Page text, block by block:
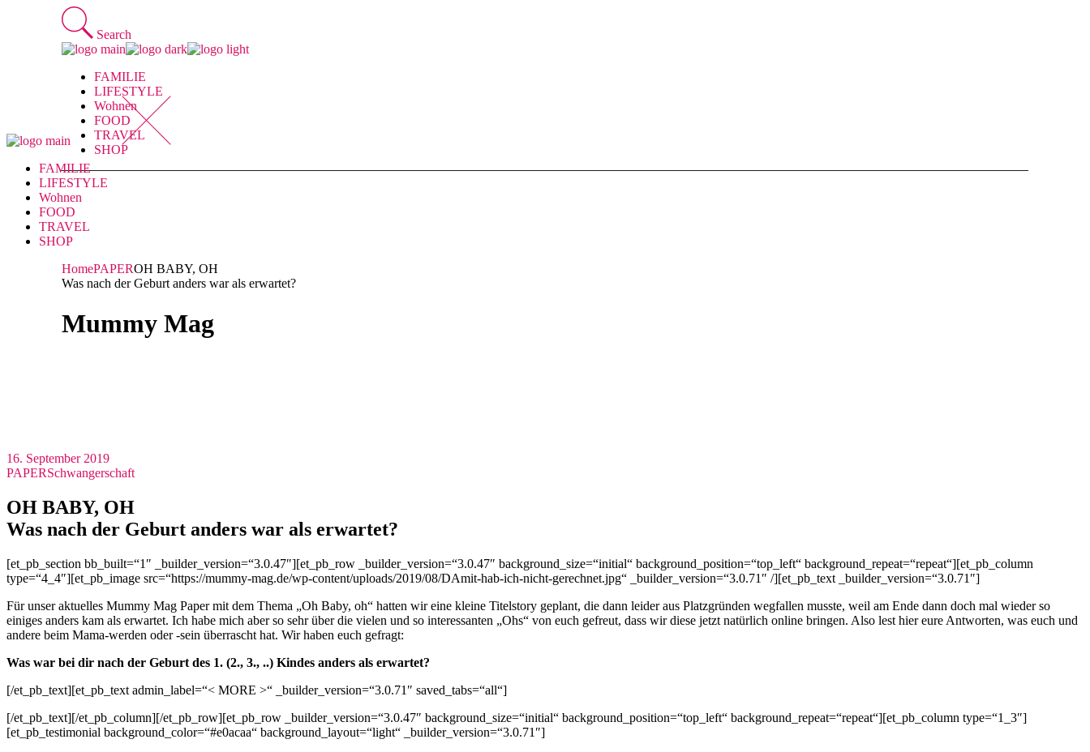
Search
FAMILIE
LIFESTYLE
Wohnen
FOOD
TRAVEL
SHOP
FAMILIE
LIFESTYLE
Wohnen
FOOD
TRAVEL
SHOP
HomePAPEROH BABY, OH
Was nach der Geburt anders war als erwartet?
Mummy Mag
16. September 2019
PAPERSchwangerschaft
OH BABY, OH
Was nach der Geburt anders war als erwartet?
[et_pb_section bb_built=“1″ _builder_version=“3.0.47″][et_pb_row _builder_version=“3.0.47″ background_size=“initial“ background_position=“top_left“ background_repeat=“repeat“][et_pb_column
type=“4_4″][et_pb_image src=“https://mummy-mag.de/wp-content/uploads/2019/08/DAmit-hab-ich-nicht-gerechnet.jpg“ _builder_version=“3.0.71″ /][et_pb_text _builder_version=“3.0.71″]
Für unser aktuelles Mummy Mag Paper mit dem Thema „Oh Baby, oh“ hatten wir eine kleine Titelstory geplant, die dann leider aus Platzgründen wegfallen musste, weil am Ende dann doch mal wieder so
einiges anders kam als erwartet. Ich habe mich aber so sehr über die vielen und so interessanten „Ohs“ von euch gefreut, dass wir diese jetzt natürlich online bringen. Also lest hier eure Antworten, was euch und
andere beim Mama-werden oder -sein überrascht hat. Wir haben euch gefragt:
Was war bei dir nach der Geburt des 1. (2., 3., ..) Kindes anders als erwartet?
[/et_pb_text][et_pb_text admin_label=“< MORE >“ _builder_version=“3.0.71″ saved_tabs=“all“]
[/et_pb_text][/et_pb_column][/et_pb_row][et_pb_row _builder_version=“3.0.47″ background_size=“initial“ background_position=“top_left“ background_repeat=“repeat“][et_pb_column type=“1_3″]
[et_pb_testimonial background_color=“#e0acaa“ background_layout=“light“ _builder_version=“3.0.71″]